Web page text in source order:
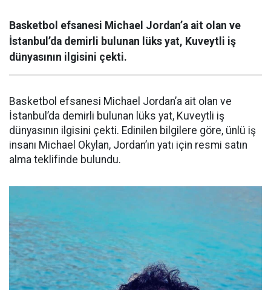
Basketbol efsanesi Michael Jordan’a ait olan ve
İstanbul’da demirli bulunan lüks yat, Kuveytli iş
dünyasının ilgisini çekti.
Basketbol efsanesi Michael Jordan’a ait olan ve
İstanbul’da demirli bulunan lüks yat, Kuveytli iş
dünyasının ilgisini çekti. Edinilen bilgilere göre, ünlü iş
insanı Michael Okylan, Jordan’ın yatı için resmi satın
alma teklifinde bulundu.